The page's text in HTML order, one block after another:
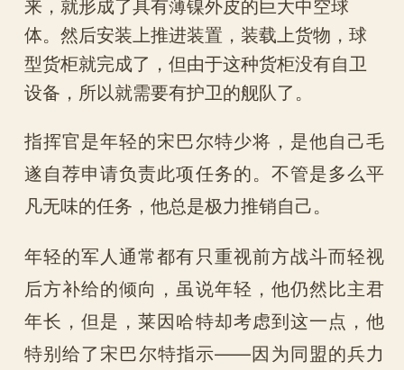
体。然后安装上推进装置，装载上货物，球
型货柜就完成了，但由于这种货柜没有自卫
设备，所以就需要有护卫的舰队了。
指挥官是年轻的宋巴尔特少将，是他自己毛
遂自荐申请负责此项任务的。不管是多么平
凡无味的任务，他总是极力推销自己。
年轻的军人通常都有只重视前方战斗而轻视
后方补给的倾向，虽说年轻，他仍然比主君
年长，但是，莱因哈特却考虑到这一点，他
特别给了宋巴尔特指示——因为同盟的兵力